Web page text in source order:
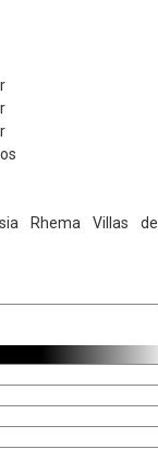
Rhema Villas del